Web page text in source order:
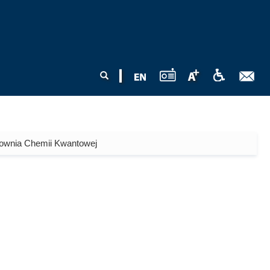
Szukaj
Chemii Kwantowej